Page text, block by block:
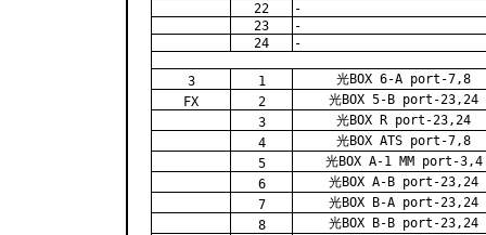
22
-
23
-
24
-
3 1
光BOX 6-A port-7,8
FX
2
光BOX 5-B port-23,24
3
光BOX R port-23,24
4
光BOX ATS port-7,8
5
光BOX A-1 MM port-3,4
6
光BOX A-B port-23,24
7
光BOX B-A port-23,24
8
光BOX B-B port-23,24